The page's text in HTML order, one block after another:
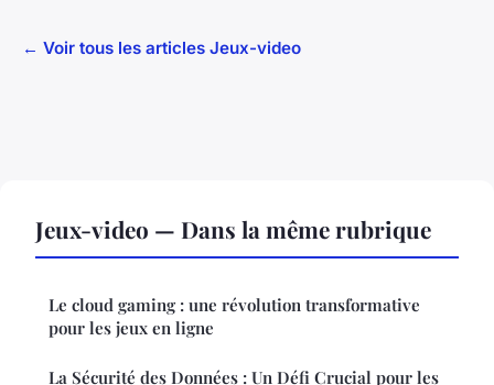
← Voir tous les articles Jeux-video
Jeux-video — Dans la même rubrique
Le cloud gaming : une révolution transformative
pour les jeux en ligne
La Sécurité des Données : Un Défi Crucial pour les